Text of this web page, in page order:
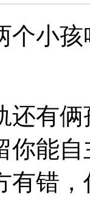
个小孩
还有
你能
有错